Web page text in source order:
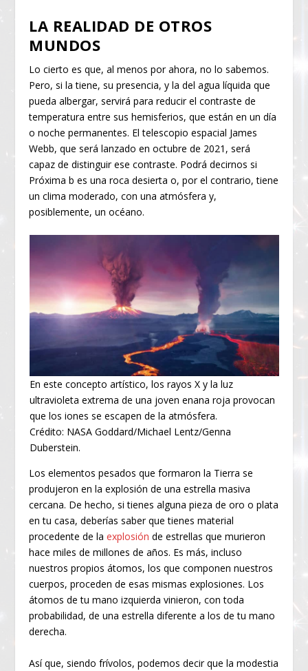
LA REALIDAD DE OTROS
MUNDOS
Lo cierto es que, al menos por ahora, no lo sabemos.
Pero, si la tiene, su presencia, y la del agua líquida que
pueda albergar, servirá para reducir el contraste de
temperatura entre sus hemisferios, que están en un día
o noche permanentes. El telescopio espacial James
Webb, que será lanzado en octubre de 2021, será
capaz de distinguir ese contraste. Podrá decirnos si
Próxima b es una roca desierta o, por el contrario, tiene
un clima moderado, con una atmósfera y,
posiblemente, un océano.
En este concepto artístico, los rayos X y la luz
ultravioleta extrema de una joven enana roja provocan
que los iones se escapen de la atmósfera.
Crédito: NASA Goddard/Michael Lentz/Genna
Duberstein.
Los elementos pesados que formaron la Tierra se
produjeron en la explosión de una estrella masiva
cercana. De hecho, si tienes alguna pieza de oro o plata
en tu casa, deberías saber que tienes material
procedente de laexplosión de estrellas que murieron
hace miles de millones de años. Es más, incluso
nuestros propios átomos, los que componen nuestros
cuerpos, proceden de esas mismas explosiones. Los
átomos de tu mano izquierda vinieron, con toda
probabilidad, de una estrella diferente a los de tu mano
derecha.
Así que, siendo frívolos, podemos decir que la modestia